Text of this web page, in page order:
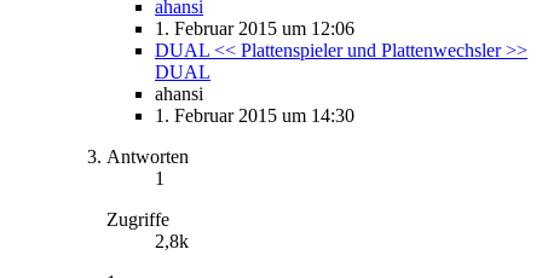
ahansi
1. Februar 2015 um 12:06
DUAL << Plattenspieler und Plattenwechsler >>
DUAL
ahansi
1. Februar 2015 um 14:30
Antworten
1
Zugriffe
2,8k